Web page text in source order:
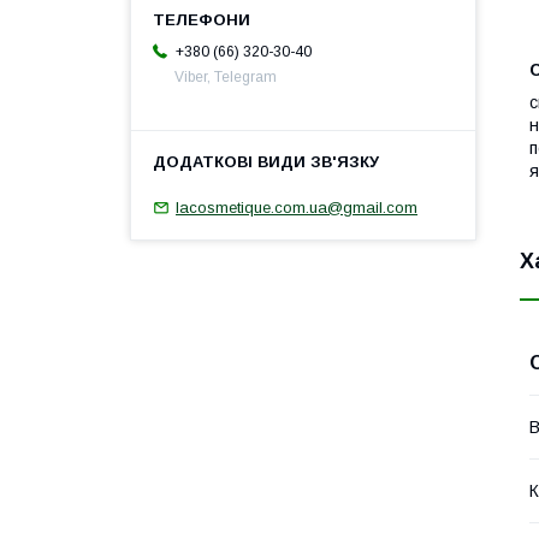
+380 (66) 320-30-40
Viber, Telegram
lacosmetique.com.ua@gmail.com